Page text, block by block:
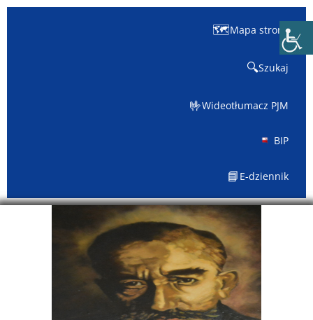
🗺️Mapa strony
🔍Szukaj
🤟Wideotłumacz PJM
BIP
📘 E-dziennik